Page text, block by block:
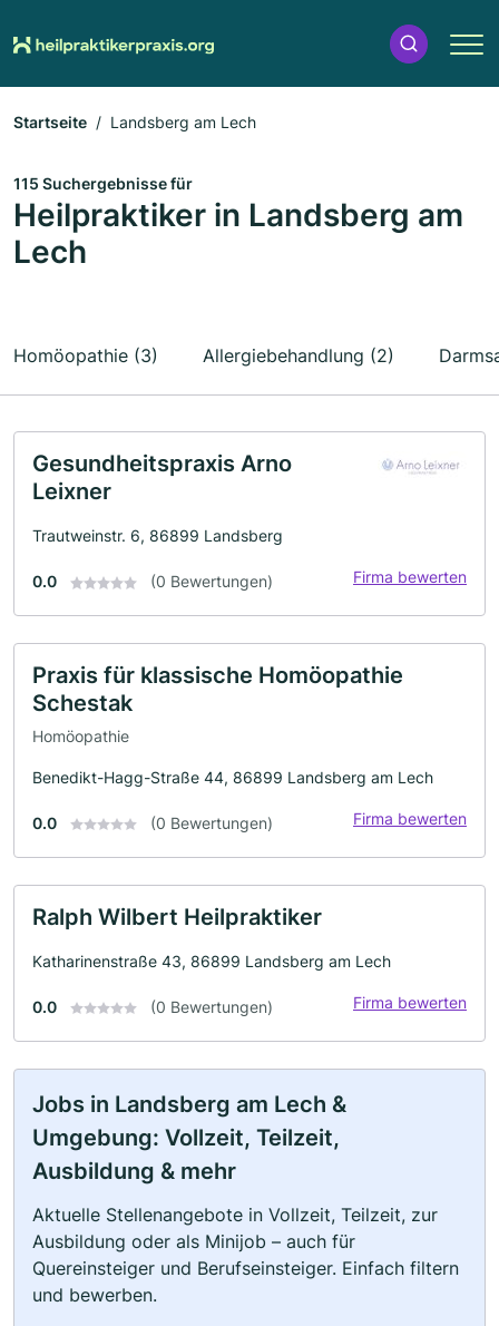
Startseite Landsberg am Lech
115 Suchergebnisse für
Heilpraktiker in Landsberg am
Lech
Homöopathie (3) Allergiebehandlung (2)
Gesundheitspraxis Arno
Leixner
Trautweinstr. 6, 86899 Landsberg
0.0 (0 Bewertungen) Firma bewerten
Praxis für klassische Homöopathie
Schestak
Homöopathie
Benedikt-Hagg-Straße 44, 86899 Landsberg am Lech
0.0 (0 Bewertungen) Firma bewerten
Ralph Wilbert Heilpraktiker
Katharinenstraße 43, 86899 Landsberg am Lech
0.0 (0 Bewertungen) Firma bewerten
Jobs in Landsberg am Lech &
Umgebung: Vollzeit, Teilzeit,
Ausbildung & mehr
Aktuelle Stellenangebote in Vollzeit, Teilzeit, zur
Ausbildung oder als Minijob – auch für
Quereinsteiger und Berufseinsteiger. Einfach filtern
und bewerben.